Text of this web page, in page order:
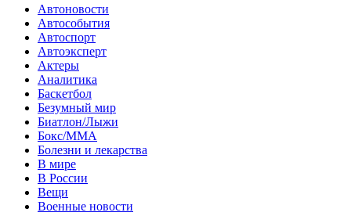
Автоновости
Автособытия
Автоспорт
Автоэксперт
Актеры
Аналитика
Баскетбол
Безумный мир
Биатлон/Лыжи
Бокс/MMA
Болезни и лекарства
В мире
В России
Вещи
Военные новости